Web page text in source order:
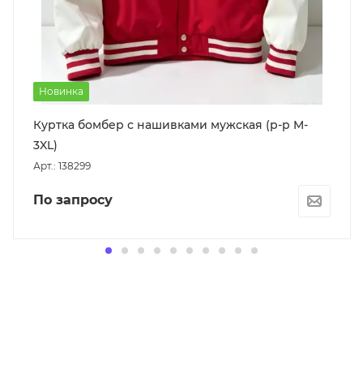
Новинка
Куртка бомбер с нашивками мужская (р-р M-
3XL)
Арт.: 138299
По запросу